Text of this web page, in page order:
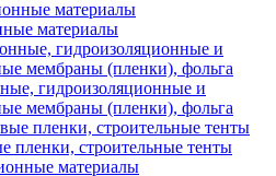
материалы
гидроизоляционные и
мембраны (пленки), фольга
пленки, строительные тенты